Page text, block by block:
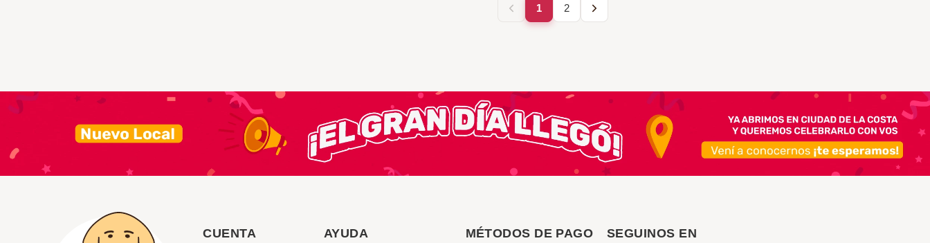
1 2
CUENTA AYUDA MÉTODOS DE PAGO SEGUINOS EN